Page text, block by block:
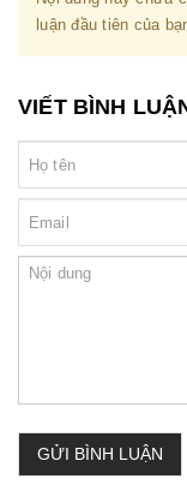
luận đầu tiên của
VIẾT BÌNH
GỬI BÌNH LUẬN